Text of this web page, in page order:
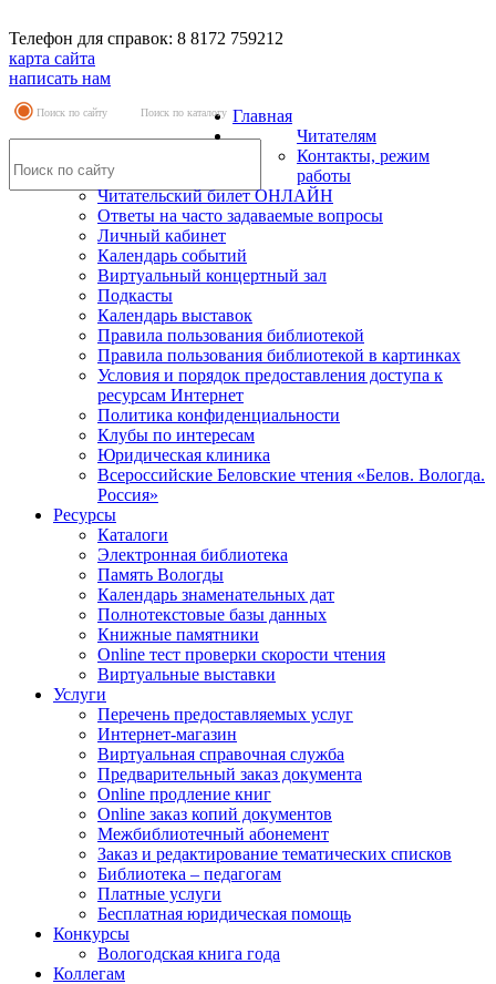
Телефон для справок: 8 8172 759212
карта сайта
написать нам
Поиск по сайту Поиск по каталогу Главная
Читателям
Контакты, режим
работы
Читательский билет ОНЛАЙН
Ответы на часто задаваемые вопросы
Личный кабинет
Календарь событий
Виртуальный концертный зал
Подкасты
Календарь выставок
Правила пользования библиотекой
Правила пользования библиотекой в картинках
Условия и порядок предоставления доступа к
ресурсам Интернет
Политика конфиденциальности
Клубы по интересам
Юридическая клиника
Всероссийские Беловские чтения «Белов. Вологда.
Россия»
Ресурсы
Каталоги
Электронная библиотека
Память Вологды
Календарь знаменательных дат
Полнотекстовые базы данных
Книжные памятники
Online тест проверки скорости чтения
Виртуальные выставки
Услуги
Перечень предоставляемых услуг
Интернет-магазин
Виртуальная справочная служба
Предварительный заказ документа
Online продление книг
Online заказ копий документов
Межбиблиотечный абонемент
Заказ и редактирование тематических списков
Библиотека – педагогам
Платные услуги
Бесплатная юридическая помощь
Конкурсы
Вологодская книга года
Коллегам